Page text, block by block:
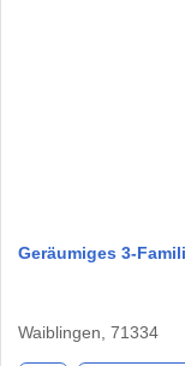
Geräumiges 3-
Waiblingen, 71334